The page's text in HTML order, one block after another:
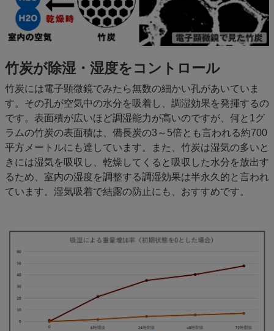
竹炭が除湿・湿度をコントロール
竹炭には電子顕微鏡でみたら無数の細かい孔があいていま
す。その孔が空気中の水分を吸着し、調湿効果を発揮するの
です。表面積が広いほど調湿能力が高いのですが、何と1グ
ラムの竹炭の表面積は、備長炭の3～5倍とも言われる約700
平方メートルにも達しています。また、竹炭は湿気の多いと
きには湿気を吸収し、乾燥してくると吸収した水分を放出す
るため、室内の湿度を調整する調湿効果は半永久的と言われ
ています。湿気吸着で結露の防止にも、おすすめです。